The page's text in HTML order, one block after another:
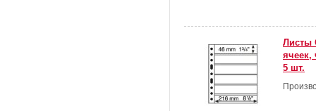
Листы
ячеек,
5 шт.